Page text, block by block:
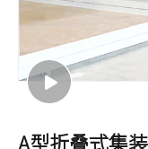
A型折叠式集